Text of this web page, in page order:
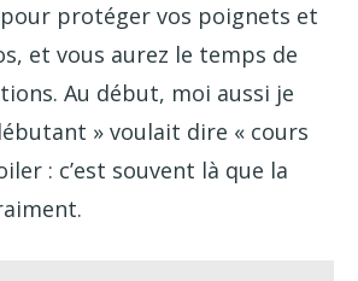
protéger vos poignets et
et vous aurez le temps de
Au début, moi aussi je
» voulait dire « cours
: c’est souvent là que la